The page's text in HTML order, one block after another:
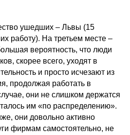
ушедших – Львы (15
работу). На третьем месте –
вероятность, что люди
скорее всего, уходят в
и просто исчезают из
продолжая работать в
они не слишком держатся
им «по распределению».
они довольно активно
фирмам самостоятельно, не